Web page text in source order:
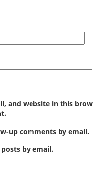
and website in this
up comments by email.
by email.